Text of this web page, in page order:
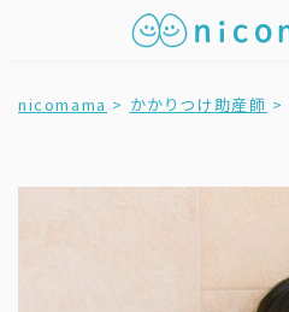
nicomama > かかりつけ助産師 >